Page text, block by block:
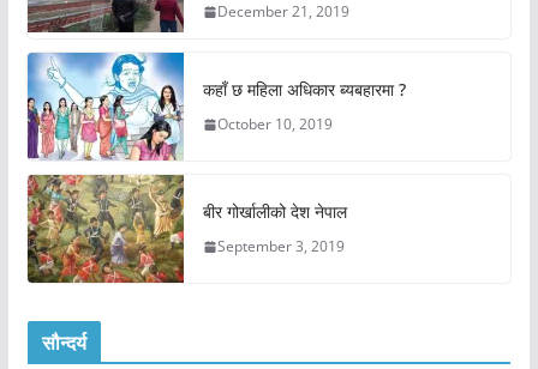
December 21, 2019
कहाँ छ महिला अधिकार ब्यबहारमा ?
October 10, 2019
बीर गोर्खालीको देश नेपाल
September 3, 2019
सौन्दर्य